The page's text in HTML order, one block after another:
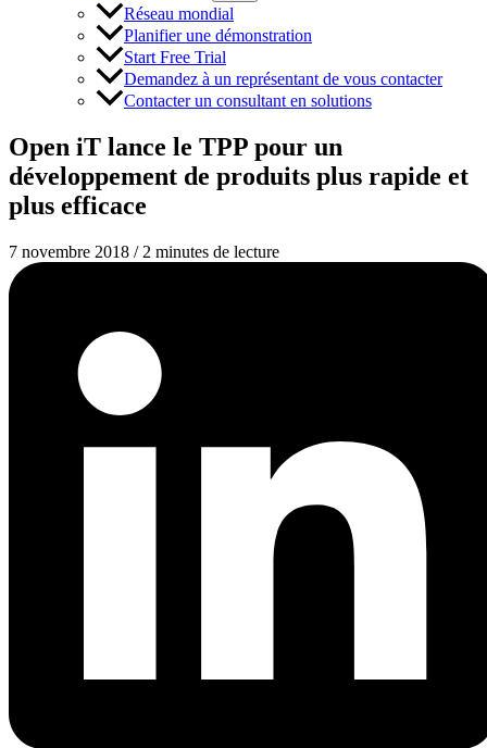
Réseau mondial
Planifier une démonstration
Start Free Trial
Demandez à un représentant de vous contacter
Contacter un consultant en solutions
Open iT lance le TPP pour un
développement de produits plus rapide et
plus efficace
7 novembre 2018 / 2 minutes de lecture